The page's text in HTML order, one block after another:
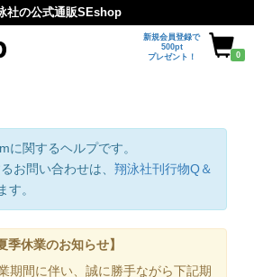
社の公式通販SEshop
新規会員登録で
500pt
プレゼント！
0
に関するヘルプです。
お問い合わせは、 翔泳社刊行物Q＆
す。
季休業のお知らせ】
期間に伴い、誠に勝手ながら下記期